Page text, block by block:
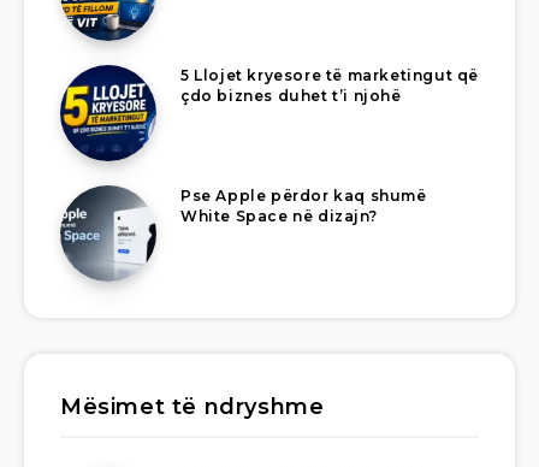
5 Llojet kryesore të marketingut që
çdo biznes duhet t’i njohë
Pse Apple përdor kaq shumë
White Space në dizajn?
Mësimet të ndryshme